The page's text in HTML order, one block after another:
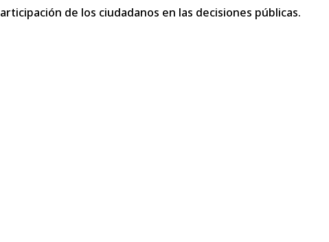
de los ciudadanos en las decisiones públicas.